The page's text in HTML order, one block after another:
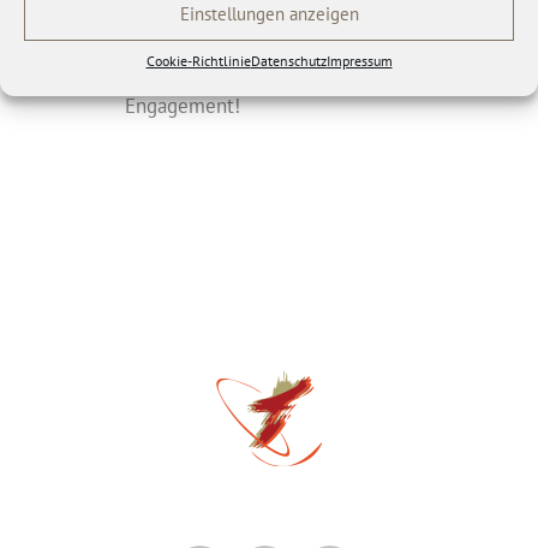
Einstellungen anzeigen
Cookie-RichtlinieDatenschutzImpressum
und etwas Gutes für Andere.
Herzlichen Dank für das tolle
Engagement!